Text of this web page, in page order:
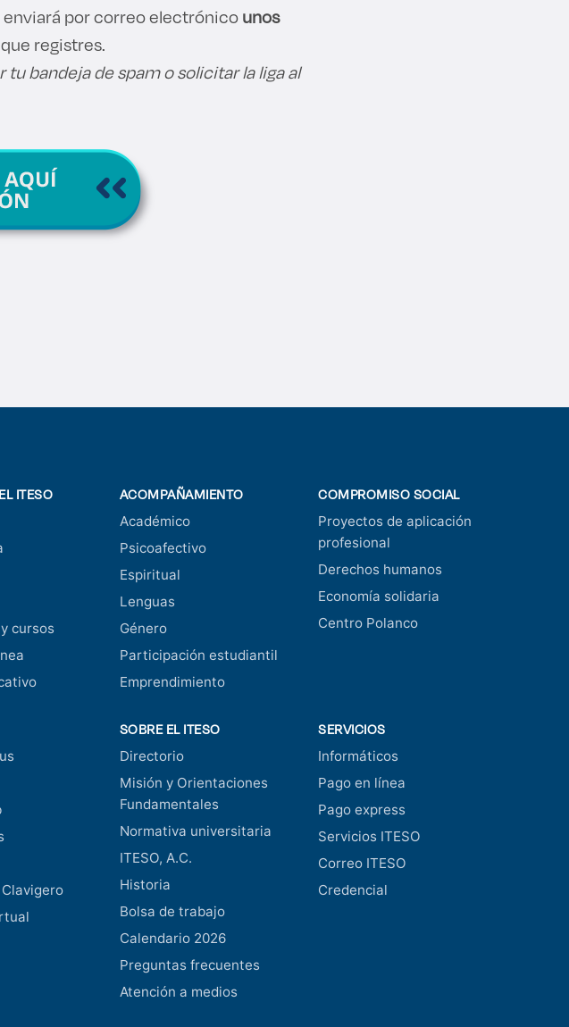
enviará por correo electrónicounos
registres.
bandeja de spam o solicitar la liga al
ITESO
cursos
ACOMPAÑAMIENTO
Académico
Psicoafectivo
Espiritual
Lenguas
Género
Participación estudiantil
Emprendimiento
COMPROMISO SOCIAL
Proyectos de aplicación
profesional
Derechos humanos
Economía solidaria
Centro Polanco
Clavigero
SOBRE EL ITESO
Directorio
Misión y Orientaciones
Fundamentales
Normativa universitaria
ITESO, A.C.
Historia
Bolsa de trabajo
Calendario 2026
Preguntas frecuentes
Atención a medios
SERVICIOS
Informáticos
Pago en línea
Pago express
Servicios ITESO
Correo ITESO
Credencial